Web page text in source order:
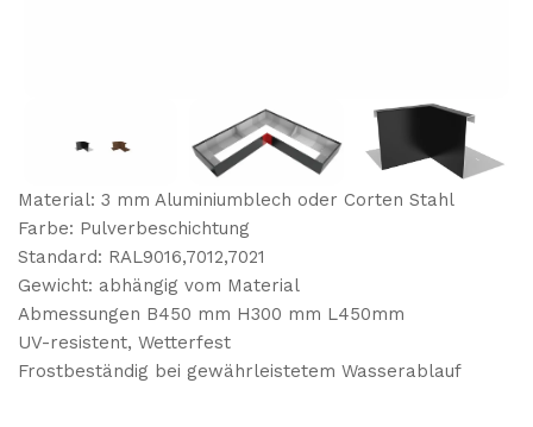
Material: 3 mm Aluminiumblech oder Corten Stahl
Farbe: Pulverbeschichtung
Standard: RAL9016,7012,7021
Gewicht: abhängig vom Material
Abmessungen B450 mm H300 mm L450mm
UV-resistent, Wetterfest
Frostbeständig bei gewährleistetem Wasserablauf